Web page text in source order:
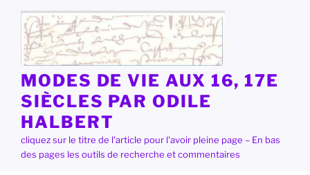
contenu
principal
MODES DE VIE AUX 16, 17E
SIÈCLES PAR ODILE
HALBERT
cliquez sur le titre de l'article pour l'avoir pleine page – En bas
des pages les outils de recherche et commentaires